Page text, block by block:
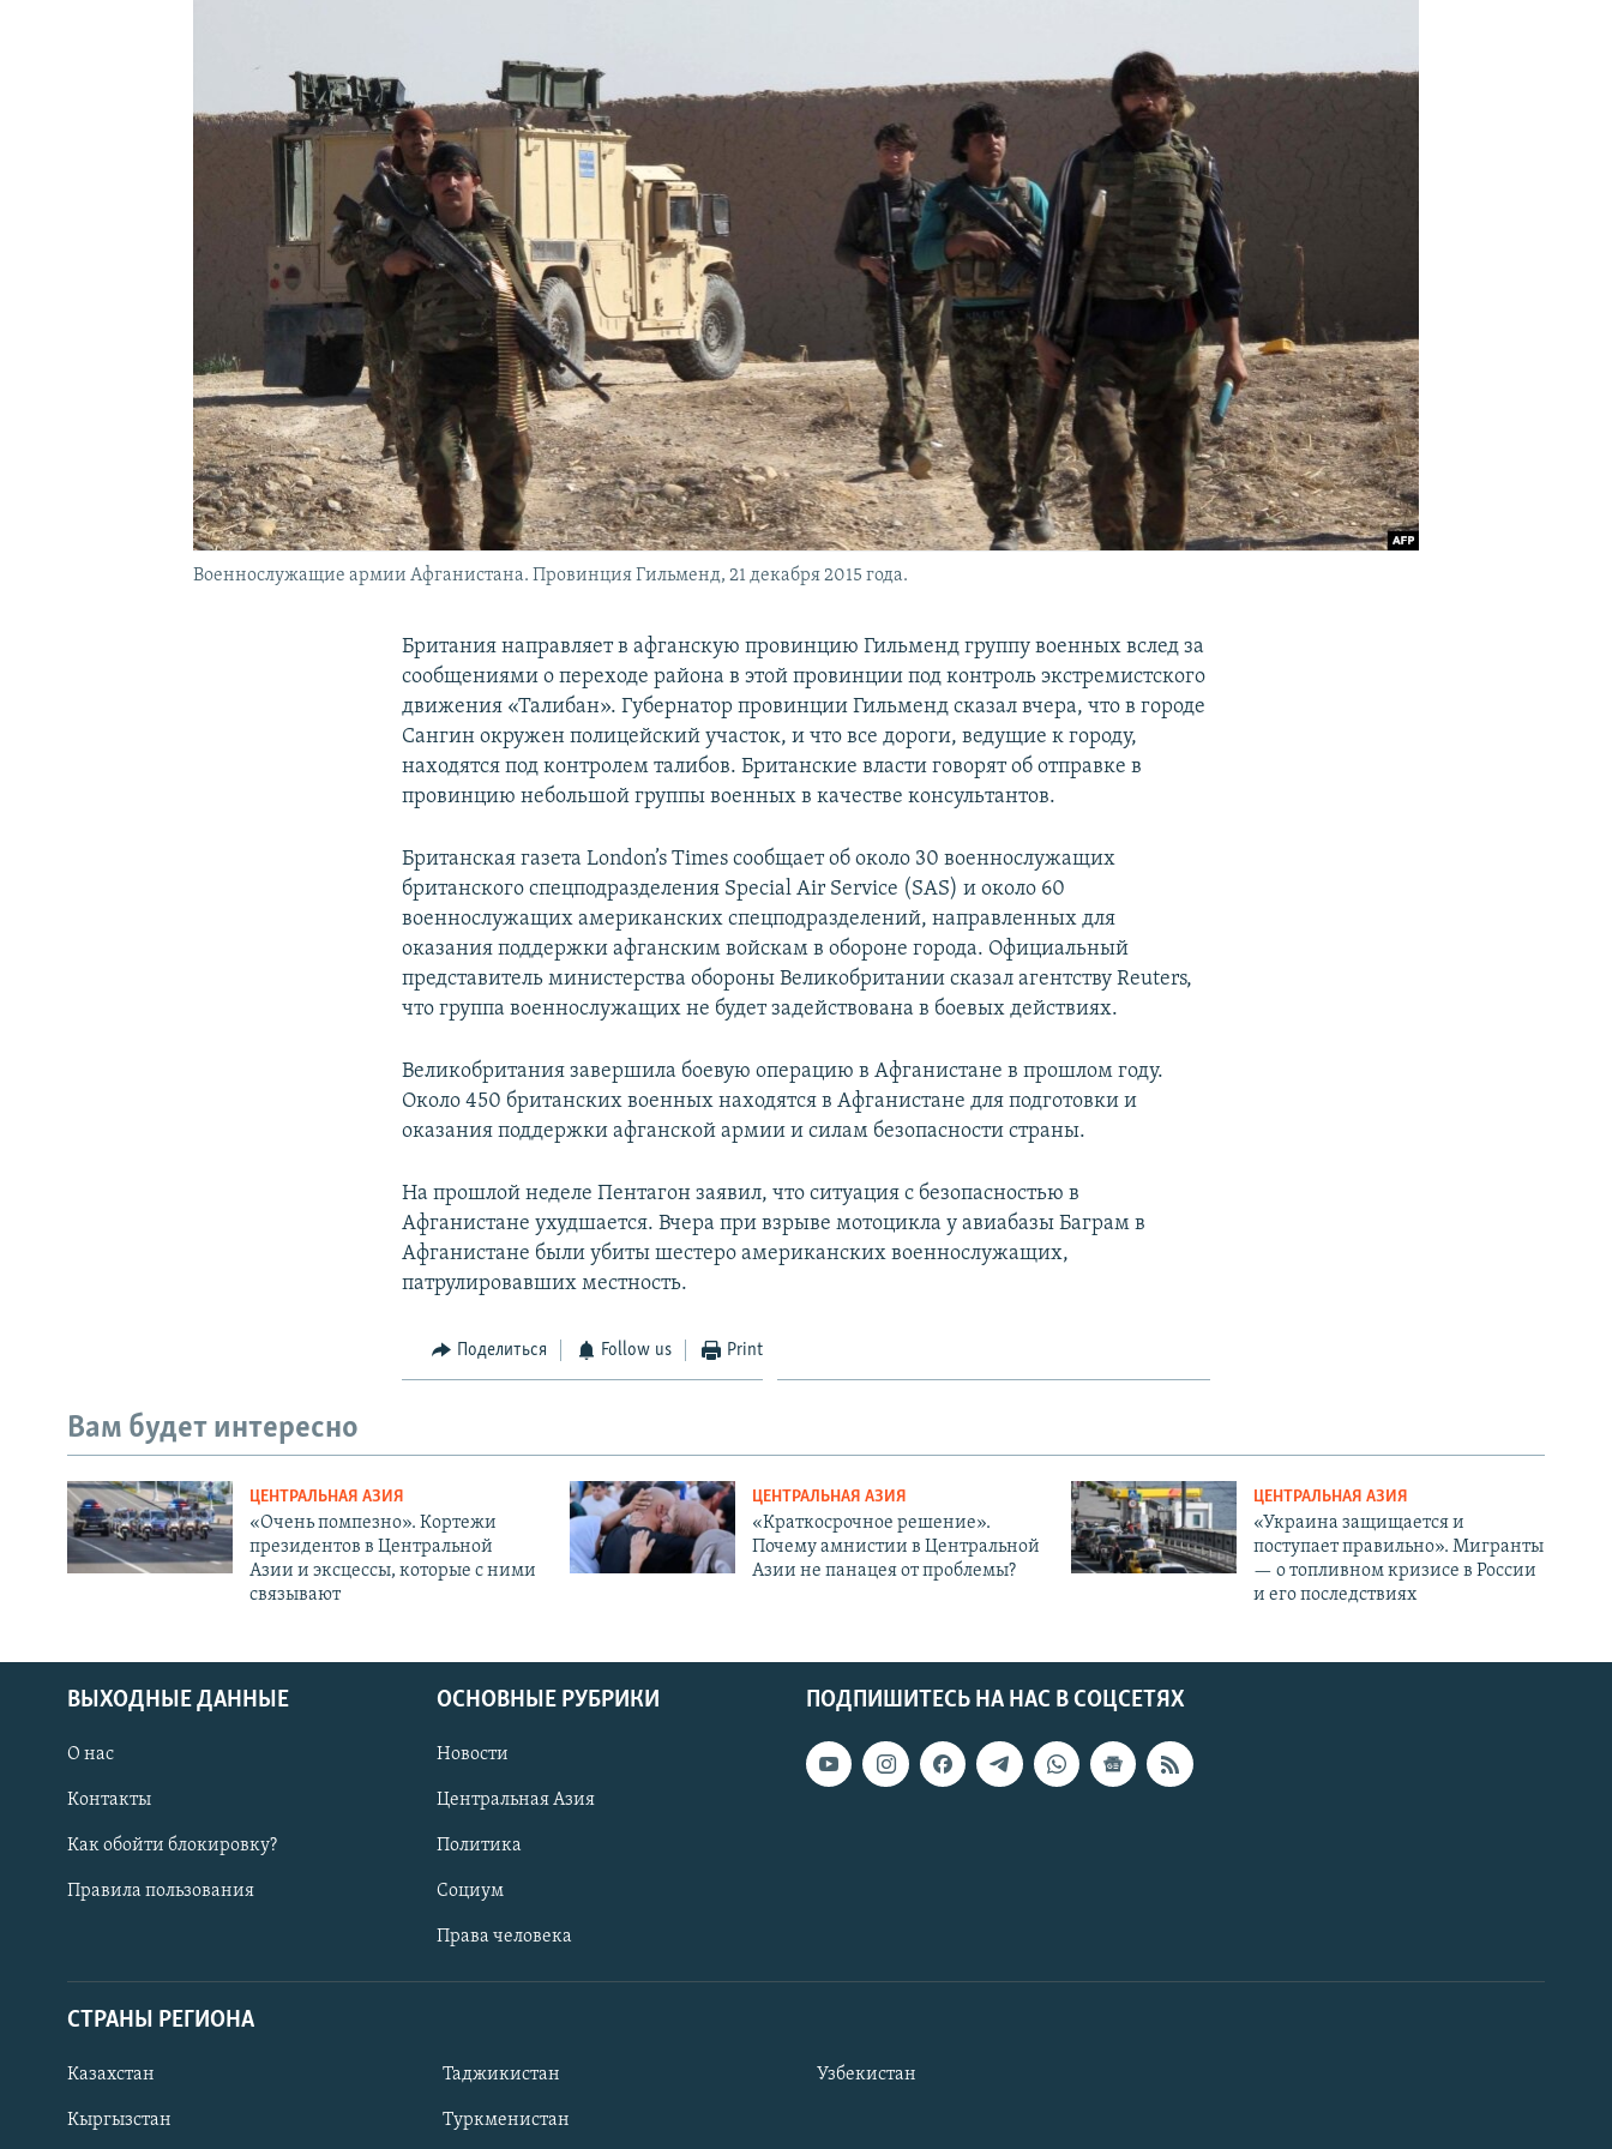
Военнослужащие армии Афганистана. Провинция Гильменд, 21 декабря 2015 года.
Британия направляет в афганскую провинцию Гильменд группу военных вслед за
сообщениями о переходе района в этой провинции под контроль экстремистского
движения «Талибан». Губернатор провинции Гильменд сказал вчера, что в городе
Сангин окружен полицейский участок, и что все дороги, ведущие к городу,
находятся под контролем талибов. Британские власти говорят об отправке в
провинцию небольшой группы военных в качестве консультантов.
Британская газета London’s Times сообщает об около 30 военнослужащих
британского спецподразделения Special Air Service (SAS) и около 60
военнослужащих американских спецподразделений, направленных для
оказания поддержки афганским войскам в обороне города. Официальный
представитель министерства обороны Великобритании сказал агентству Reuters,
что группа военнослужащих не будет задействована в боевых действиях.
Великобритания завершила боевую операцию в Афганистане в прошлом году.
Около 450 британских военных находятся в Афганистане для подготовки и
оказания поддержки афганской армии и силам безопасности страны.
На прошлой неделе Пентагон заявил, что ситуация с безопасностью в
Афганистане ухудшается. Вчера при взрыве мотоцикла у авиабазы Баграм в
Афганистане были убиты шестеро американских военнослужащих,
патрулировавших местность.
Поделиться Follow us Print
Вам будет интересно
ЦЕНТРАЛЬНАЯ АЗИЯ
«Очень помпезно». Кортежи
президентов в Центральной
Азии и эксцессы, которые с ними
связывают
ЦЕНТРАЛЬНАЯ АЗИЯ
«Краткосрочное решение».
Почему амнистии в Центральной
Азии не панацея от проблемы?
ЦЕНТРАЛЬНАЯ АЗИЯ
«Украина защищается и
поступает правильно». Мигранты
— о топливном кризисе в России
и его последствиях
ПОДПИШИТЕСЬ НА НАС В СОЦСЕТЯХ
ВЫХОДНЫЕ ДАННЫЕ
О нас
Контакты
Как обойти блокировку?
Правила пользования
ОСНОВНЫЕ РУБРИКИ
Новости
Центральная Азия
Политика
Социум
Права человека
СТРАНЫ РЕГИОНА
Казахстан
Кыргызстан
Таджикистан
Туркменистан
Узбекистан